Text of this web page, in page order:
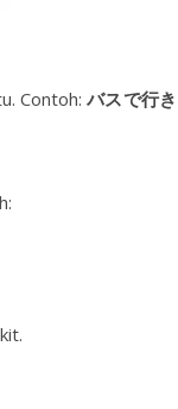
Contoh:バスで行き